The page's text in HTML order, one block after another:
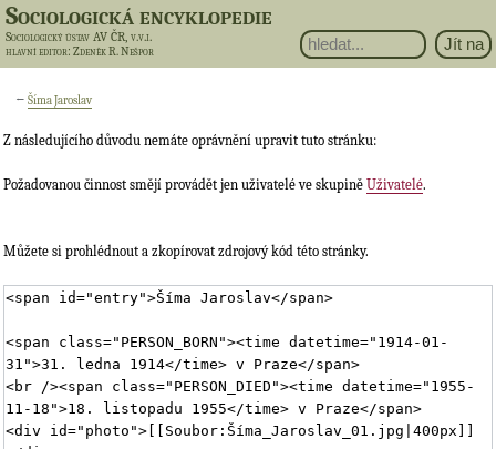
Sociologická encyklopedie
Sociologický ústav AV ČR, v.v.i.
hlavní editor: Zdeněk R. Nešpor
←Šíma Jaroslav
Z následujícího důvodu nemáte oprávnění upravit tuto stránku:
Požadovanou činnost smějí provádět jen uživatelé ve skupině Uživatelé.
Můžete si prohlédnout a zkopírovat zdrojový kód této stránky.